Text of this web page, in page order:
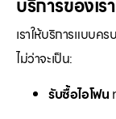
บริการของเรา
เราให้บริการแบบ
ไม่ว่าจะเป็น:
รับซื้อไอโฟน